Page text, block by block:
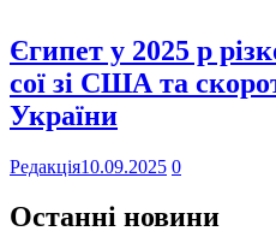
Єгипет у 2025 р
сої зі США та
України
Редакція10.09.2025 0
Останні новини